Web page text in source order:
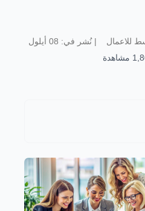
للاعمال |نُشر في:
08 أيلول
مشاهدة